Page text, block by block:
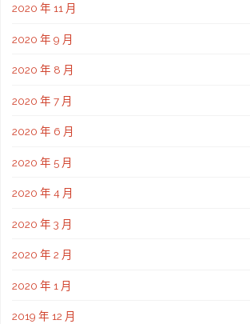
2020 年 11 月
2020 年 9 月
2020 年 8 月
2020 年 7 月
2020 年 6 月
2020 年 5 月
2020 年 4 月
2020 年 3 月
2020 年 2 月
2020 年 1 月
2019 年 12 月